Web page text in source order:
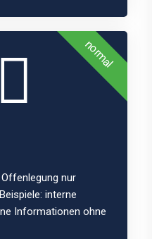
normal
nur
interne
Informationen ohne